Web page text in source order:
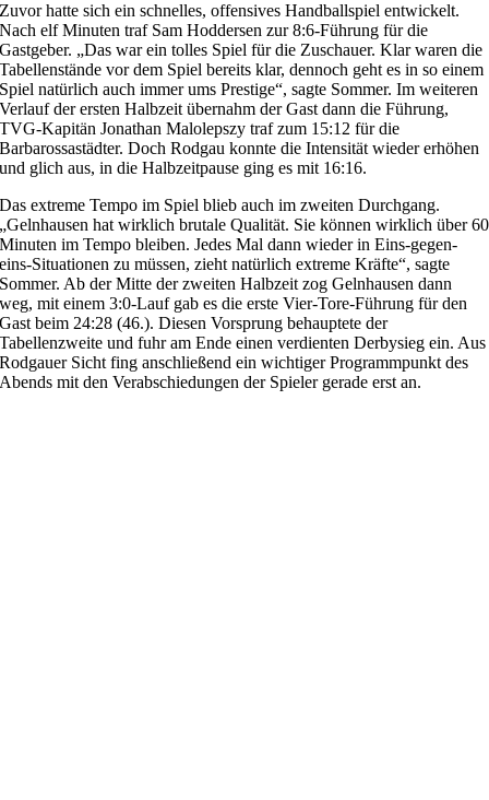
Zuvor hatte sich ein schnelles, offensives Handballspiel entwickelt.
Nach elf Minuten traf Sam Hoddersen zur 8:6-Führung für die
Gastgeber. „Das war ein tolles Spiel für die Zuschauer. Klar waren die
Tabellenstände vor dem Spiel bereits klar, dennoch geht es in so einem
Spiel natürlich auch immer ums Prestige“, sagte Sommer. Im weiteren
Verlauf der ersten Halbzeit übernahm der Gast dann die Führung,
TVG-Kapitän Jonathan Malolepszy traf zum 15:12 für die
Barbarossastädter. Doch Rodgau konnte die Intensität wieder erhöhen
und glich aus, in die Halbzeitpause ging es mit 16:16.
Das extreme Tempo im Spiel blieb auch im zweiten Durchgang.
„Gelnhausen hat wirklich brutale Qualität. Sie können wirklich über 60
Minuten im Tempo bleiben. Jedes Mal dann wieder in Eins-gegen-
eins-Situationen zu müssen, zieht natürlich extreme Kräfte“, sagte
Sommer. Ab der Mitte der zweiten Halbzeit zog Gelnhausen dann
weg, mit einem 3:0-Lauf gab es die erste Vier-Tore-Führung für den
Gast beim 24:28 (46.). Diesen Vorsprung behauptete der
Tabellenzweite und fuhr am Ende einen verdienten Derbysieg ein. Aus
Rodgauer Sicht fing anschließend ein wichtiger Programmpunkt des
Abends mit den Verabschiedungen der Spieler gerade erst an.